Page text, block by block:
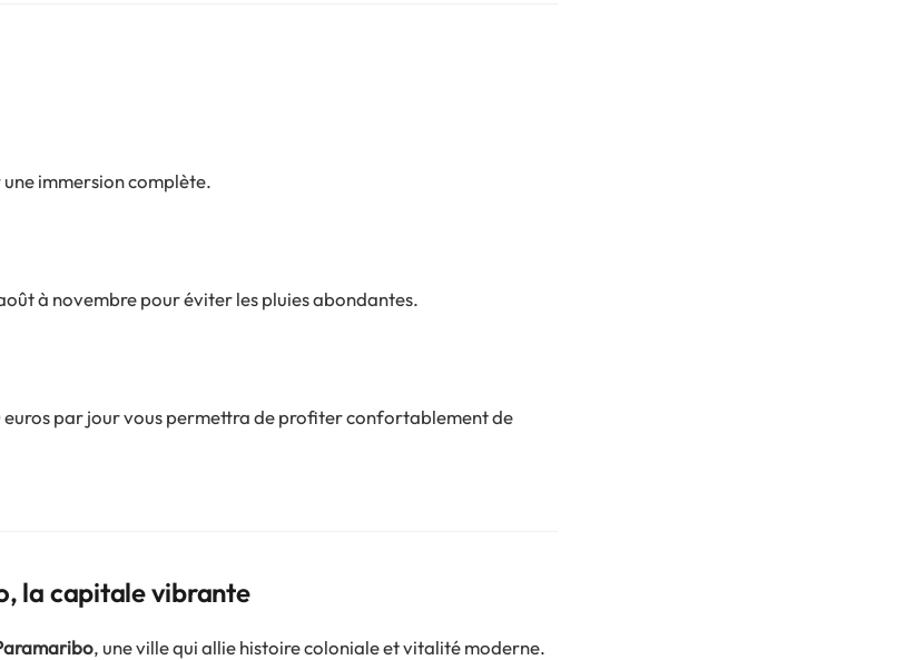
immersion complète.
à novembre pour éviter les pluies abondantes.
euros par jour vous permettra de profiter confortablement de
la capitale vibrante
, une ville qui allie histoire coloniale et vitalité moderne.